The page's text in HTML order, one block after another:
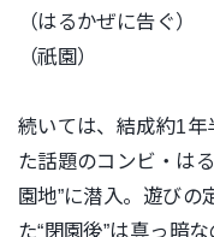
（はるかぜに告ぐ）
（祇園 ）
続いては、結成約1
た話題のコンビ・は
園地”に潜入。遊びの
た“閉園後”は真っ暗